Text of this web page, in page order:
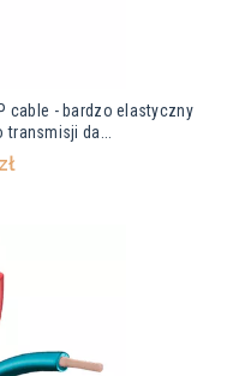
cable - bardzo elastyczny
transmisji da...